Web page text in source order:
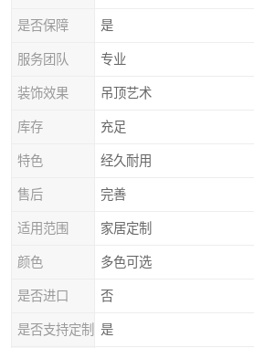
是否保障 是
服务团队 专业
装饰效果 吊顶艺术
库存 充足
特色 经久耐用
售后 完善
适用范围 家居定制
颜色 多色可选
是否进口 否
是否支持定制 是